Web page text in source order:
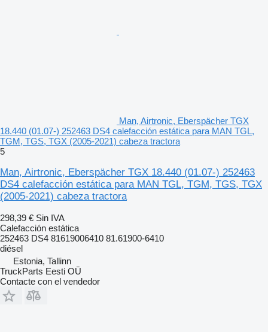
Man, Airtronic, Eberspächer TGX
18.440 (01.07-) 252463 DS4 calefacción estática para MAN TGL,
TGM, TGS, TGX (2005-2021) cabeza tractora
5
Man, Airtronic, Eberspächer TGX 18.440 (01.07-) 252463
DS4 calefacción estática para MAN TGL, TGM, TGS, TGX
(2005-2021) cabeza tractora
298,39 € Sin IVA
Calefacción estática
252463 DS4 81619006410 81.61900-6410
diésel
Estonia, Tallinn
TruckParts Eesti OÜ
Contacte con el vendedor